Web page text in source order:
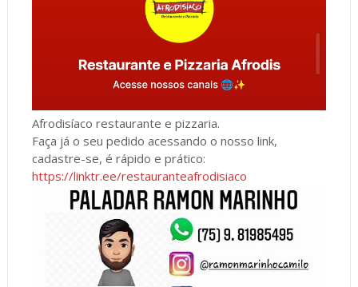
Afrodisíaco restaurante e pizzaria.
Faça já o seu pedido acessando o nosso link,
cadastre-se, é rápido e prático:
https://linktr.ee/restauranteafrodisiaco